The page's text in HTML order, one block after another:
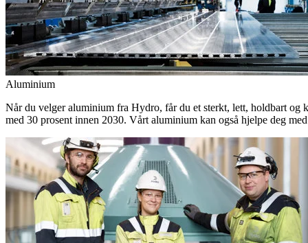
Aluminium
Når du velger aluminium fra Hydro, får du et sterkt, lett, holdbart
med 30 prosent innen 2030. Vårt aluminium kan også hjelpe deg